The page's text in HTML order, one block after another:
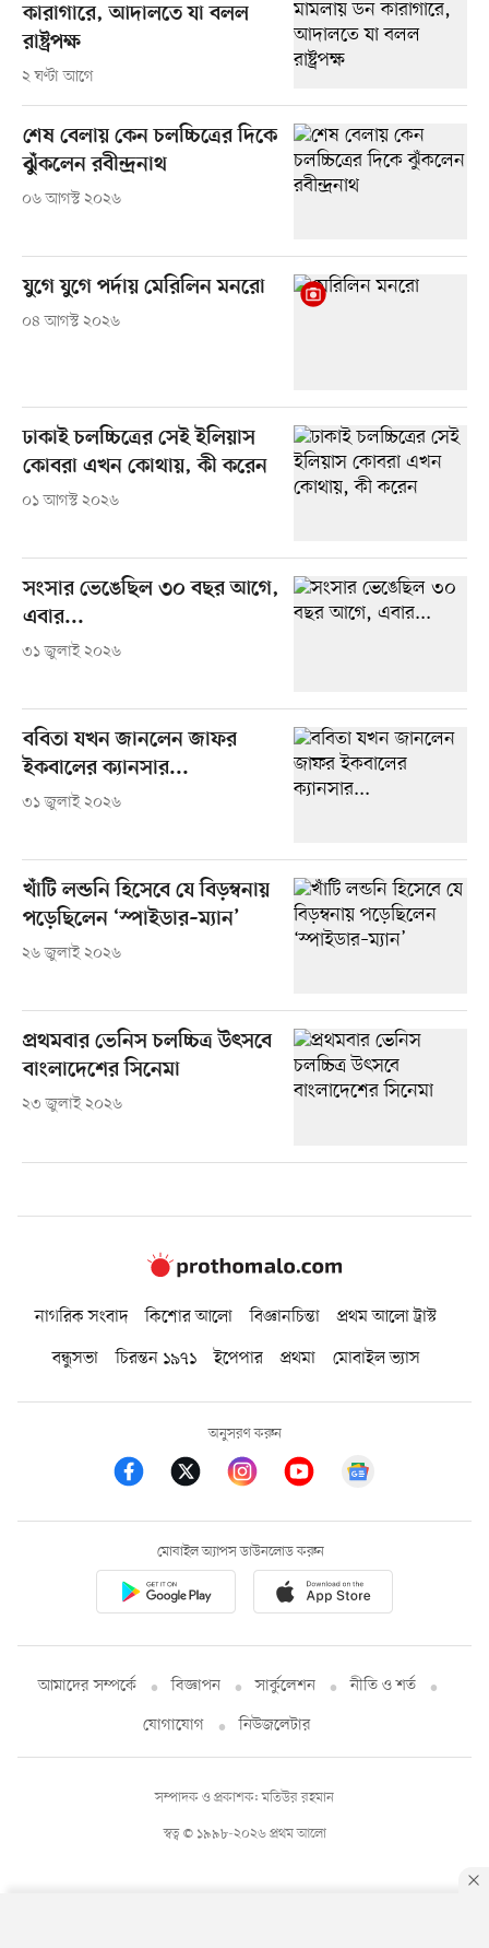
কারাগারে, আদালতে যা বলল
রাষ্ট্রপক্ষ
২ ঘণ্টা আগে
শেষ বেলায় কেন চলচ্চিত্রের দিকে
ঝুঁকলেন রবীন্দ্রনাথ
০৬ আগস্ট ২০২৬
যুগে যুগে পর্দায় মেরিলিন মনরো
০৪ আগস্ট ২০২৬
ঢাকাই চলচ্চিত্রের সেই ইলিয়াস
কোবরা এখন কোথায়, কী করেন
০১ আগস্ট ২০২৬
সংসার ভেঙেছিল ৩০ বছর আগে,
এবার...
৩১ জুলাই ২০২৬
ববিতা যখন জানলেন জাফর
ইকবালের ক্যানসার...
৩১ জুলাই ২০২৬
খাঁটি লন্ডনি হিসেবে যে বিড়ম্বনায়
পড়েছিলেন ‘স্পাইডার–ম্যান’
২৬ জুলাই ২০২৬
প্রথমবার ভেনিস চলচ্চিত্র উৎসবে
বাংলাদেশের সিনেমা
২৩ জুলাই ২০২৬
নাগরিক সংবাদ কিশোর আলো বিজ্ঞানচিন্তা
প্রথম আলো ট্রাস্ট
বন্ধুসভা
চিরন্তন ১৯৭১ ইপেপার প্রথমা মোবাইল ভ্যাস
অনুসরণ করুন
মোবাইল অ্যাপস ডাউনলোড করুন
আমাদের সম্পর্কে বিজ্ঞাপন সার্কুলেশন
নীতি ও শর্ত
যোগাযোগ
নিউজলেটার
স্বত্ব © ১৯৯৮-২০২৬ প্রথম আলো
সম্পাদক ও প্রকাশক: মতিউর রহমান